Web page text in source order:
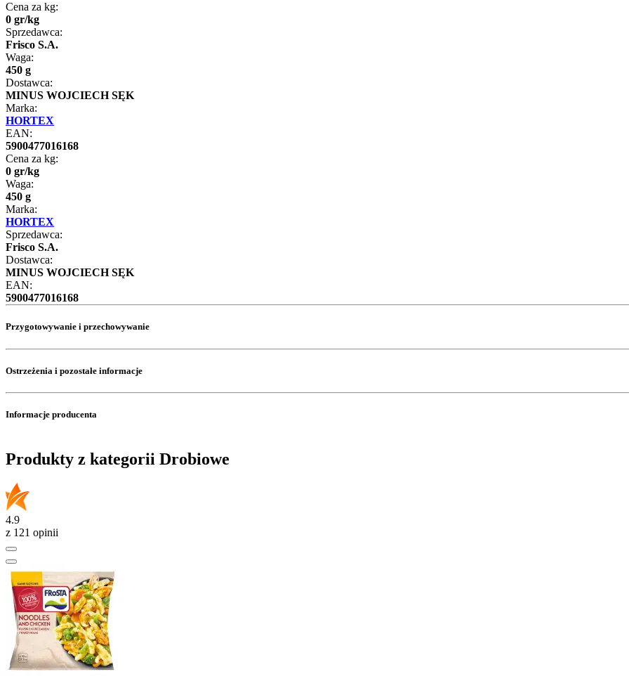
Cena za kg:
0 gr/kg
Sprzedawca:
Frisco S.A.
Waga:
450 g
Dostawca:
MINUS WOJCIECH SĘK
Marka:
HORTEX
EAN:
5900477016168
Cena za kg:
0 gr/kg
Waga:
450 g
Marka:
HORTEX
Sprzedawca:
Frisco S.A.
Dostawca:
MINUS WOJCIECH SĘK
EAN:
5900477016168
Przygotowywanie i przechowywanie
Ostrzeżenia i pozostałe informacje
Informacje producenta
Produkty z kategorii Drobiowe
4.9
z 121 opinii